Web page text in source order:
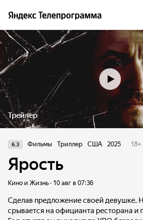
Трейлер
6.3 Фильмы Триллер США 2025 18+
Ярость
Кино и Жизнь · 10 авг в 07:36
Сделав предложение своей девушке,
срывается на официанта ресторана и